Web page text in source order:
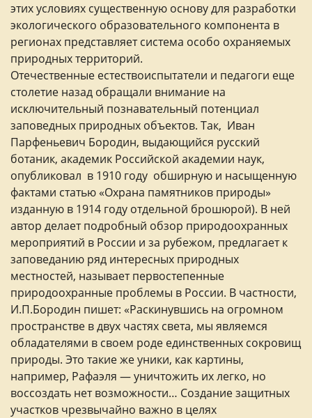
этих условиях существенную основу для разработки
экологического образовательного компонента в
регионах представляет система особо охраняемых
природных территорий.
Отечественные естествоиспытатели и педагоги еще
столетие назад обращали внимание на
исключительный познавательный потенциал
заповедных природных объектов. Так, Иван
Парфеньевич Бородин, выдающийся русский
ботаник, академик Российской академии наук,
опубликовал в 1910 году обширную и насыщенную
фактами статью «Охрана памятников природы»
изданную в 1914 году отдельной брошюрой). В ней
автор делает подробный обзор природоохранных
мероприятий в России и за рубежом, предлагает к
заповеданию ряд интересных природных
местностей, называет первостепенные
природоохранные проблемы в России. В частности,
И.П.Бородин пишет: «Раскинувшись на огромном
пространстве в двух частях света, мы являемся
обладателями в своем роде единственных сокровищ
природы. Это такие же уники, как картины,
например, Рафаэля — уничтожить их легко, но
воссоздать нет возможности… Создание защитных
участков чрезвычайно важно в целях